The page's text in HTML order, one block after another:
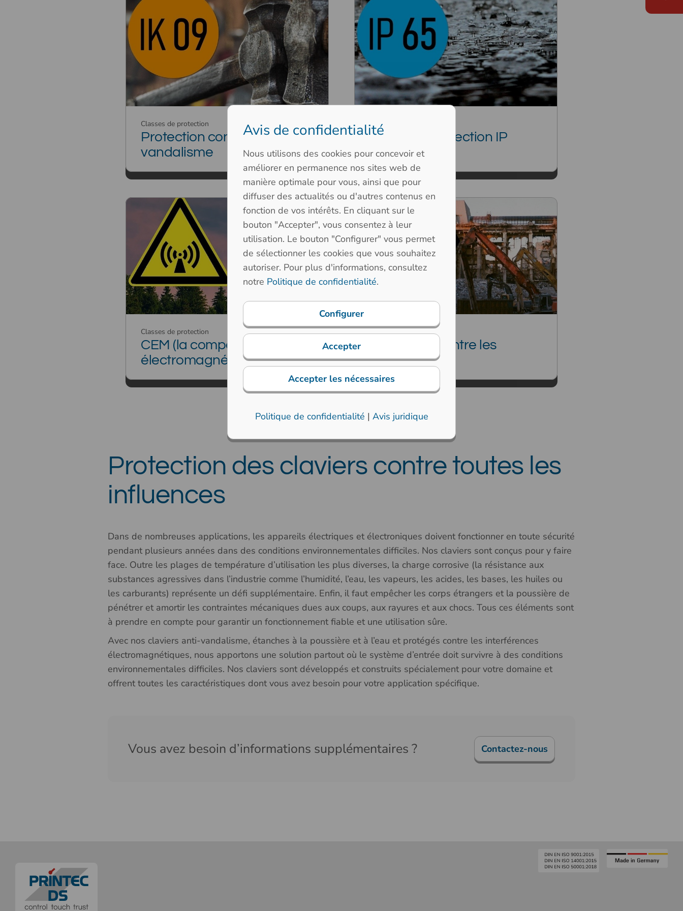
Classes de protection
Protection contre le
vandalisme
Classes de protection
Indice de protection IP
Classes de protection
CEM (la compatibilité
électromagnétique)
Classes de protection
Protection contre les
explosions
Protection des claviers contre toutes les
influences
Dans de nombreuses applications, les appareils électriques et électroniques doivent fonctionner en toute sécurité
pendant plusieurs années dans des conditions environnementales difficiles. Nos claviers sont conçus pour y faire
face. Outre les plages de température d’utilisation les plus diverses, la charge corrosive (la résistance aux
substances agressives dans l’industrie comme l’humidité, l’eau, les vapeurs, les acides, les bases, les huiles ou
les carburants) représente un défi supplémentaire. Enfin, il faut empêcher les corps étrangers et la poussière de
pénétrer et amortir les contraintes mécaniques dues aux coups, aux rayures et aux chocs. Tous ces éléments sont
à prendre en compte pour garantir un fonctionnement fiable et une utilisation sûre.
Avec nos claviers anti-vandalisme, étanches à la poussière et à l’eau et protégés contre les interférences
électromagnétiques, nous apportons une solution partout où le système d’entrée doit survivre à des conditions
environnementales difficiles. Nos claviers sont développés et construits spécialement pour votre domaine et
offrent toutes les caractéristiques dont vous avez besoin pour votre application spécifique.
Vous avez besoin d’informations supplémentaires ? Contactez-nous
Avis de confidentialité
Nous utilisons des cookies pour concevoir et
améliorer en permanence nos sites web de
manière optimale pour vous, ainsi que pour
diffuser des actualités ou d'autres contenus en
fonction de vos intérêts. En cliquant sur le
bouton "Accepter", vous consentez à leur
utilisation. Le bouton "Configurer" vous permet
de sélectionner les cookies que vous souhaitez
autoriser. Pour plus d'informations, consultez
notre Politique de confidentialité.
Configurer
Accepter
Accepter les nécessaires
Politique de confidentialité | Avis juridique